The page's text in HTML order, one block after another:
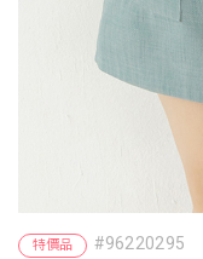
特價品 #96220295